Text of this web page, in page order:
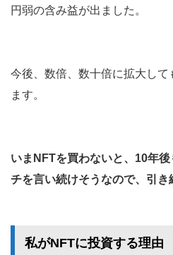
円弱の含み益が出ました。
今後、数倍、数十倍に拡大し
ます。
いまNFTを買わないと、10年
チを言い続けそうなので、引き
私がNFTに投資する理由